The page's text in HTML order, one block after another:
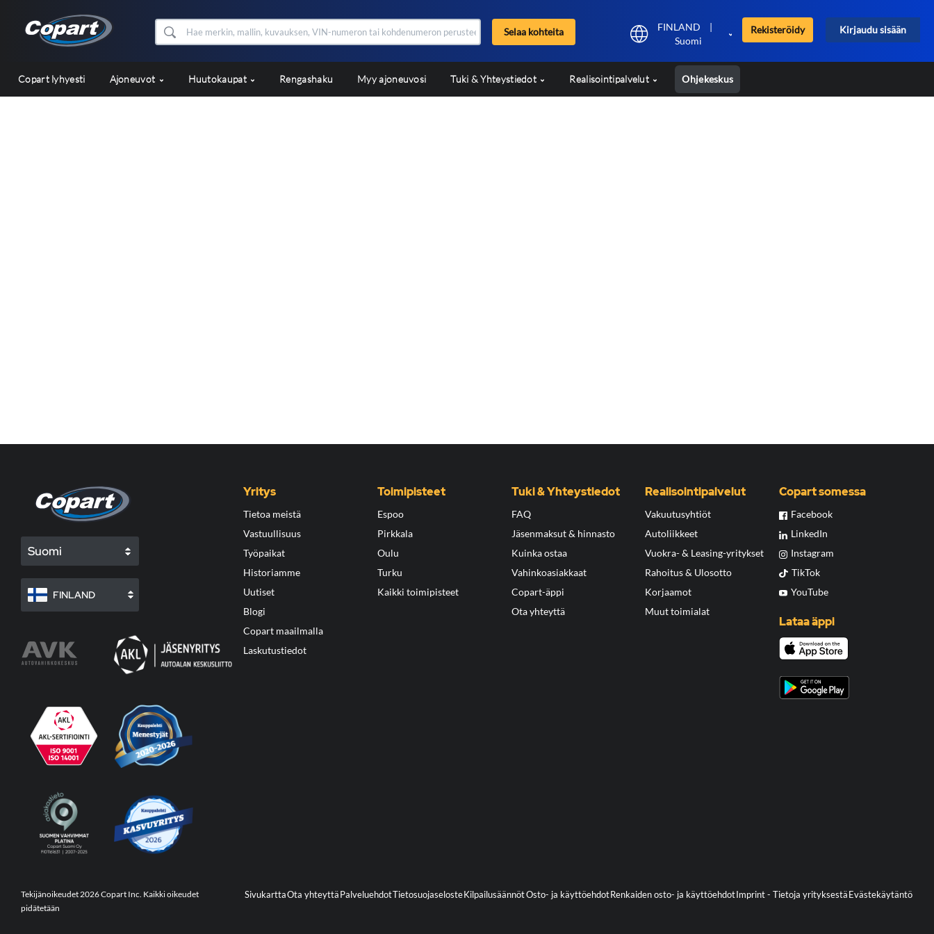
Selaa kohteita FINLAND
|
Suomi
Rekisteröidy Kirjaudu sisään
Copart lyhyesti Ajoneuvot Huutokaupat Rengashaku Myy ajoneuvosi Tuki & Yhteystiedot Realisointipalvelut Ohjekeskus
Suomi
FINLAND
Yritys
Tietoa meistä
Vastuullisuus
Työpaikat
Historiamme
Uutiset
Blogi
Copart maailmalla
Laskutustiedot
Toimipisteet
Espoo
Pirkkala
Oulu
Turku
Kaikki toimipisteet
Tuki & Yhteystiedot
FAQ
Jäsenmaksut & hinnasto
Kuinka ostaa
Vahinkoasiakkaat
Copart-äppi
Ota yhteyttä
Realisointipalvelut
Vakuutusyhtiöt
Autoliikkeet
Vuokra- & Leasing-yritykset
Rahoitus & Ulosotto
Korjaamot
Muut toimialat
Copart somessa
Facebook
LinkedIn
Instagram
TikTok
YouTube
Lataa äppi
Tekijänoikeudet 2026 Copart Inc. Kaikki oikeudet
pidätetään
SivukarttaOta yhteyttäPalveluehdotTietosuojaselosteKilpailusäännötOsto- ja käyttöehdotRenkaiden osto- ja käyttöehdotImprint - Tietoja yrityksestäEvästekäytäntö